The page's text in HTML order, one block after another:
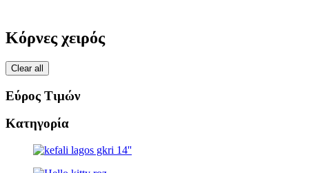
Κόρνες χειρός
Clear all
Εύρος Τιμών
Κατηγορία